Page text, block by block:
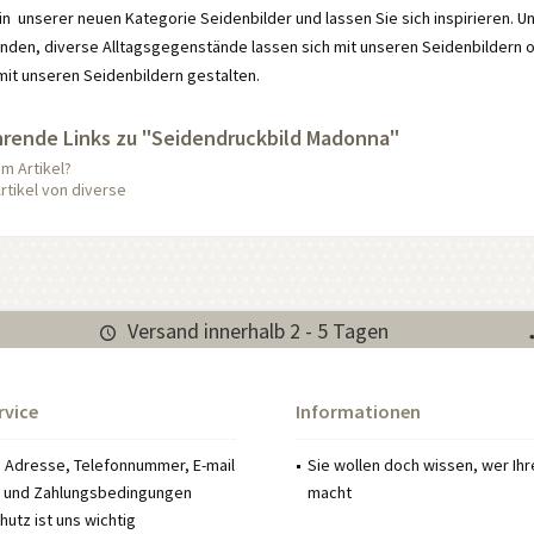
unserer neuen Kategorie Seidenbilder und lassen Sie sich inspirieren.
diverse Alltagsgegenstände lassen sich mit unseren Seidenbildern
unseren Seidenbildern gestalten.
Links zu "Seidendruckbild Madonna"
Artikel?
von diverse
Versand innerhalb 2 - 5 Tagen
Telefonnummer, E-mail
Zahlungsbedingungen
ist uns wichtig
Informationen
Sie wollen doch wissen, wer
macht